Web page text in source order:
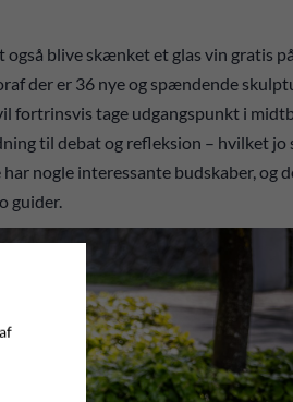
også blive skænket et glas vin gratis
der er 36 nye og spændende
fortrinsvis tage udgangspunkt i
til debat og refleksion – hvilket jo
nogle interessante budskaber, og
guider.